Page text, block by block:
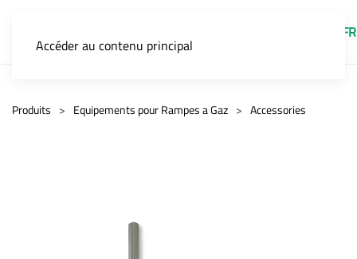
Accéder au contenu principal
FR
Produits Equipements pour Rampes a Gaz Accessories